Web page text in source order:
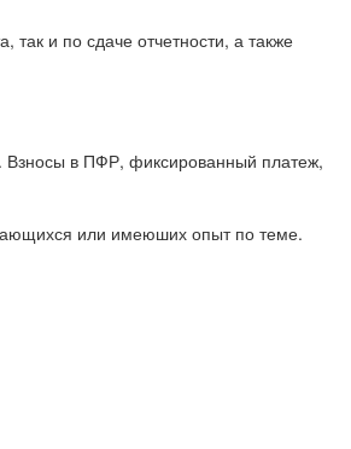
и по сдаче отчетности, а также
Взносы в ПФР, фиксированный платеж,
или имеюших опыт по теме.